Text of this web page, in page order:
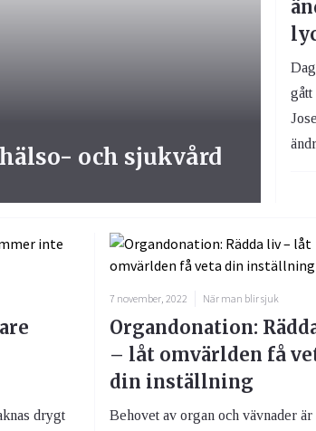
och sjukvård
gått
drygt
7 november, 2022 När man blir sjuk
Organdonation:
– låt omvärlden få
din inställning
Behovet av organ och vävnader är